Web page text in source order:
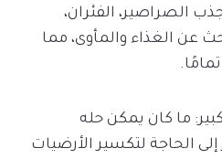
الصراصير، الفئران،
عن الغذاء والمأوى، مما
ما كان يمكن حله
الحاجة لتكسير الأرضيات